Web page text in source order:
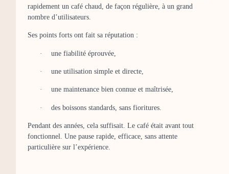
rapidement un café chaud, de façon régulière, à un grand
nombre d’utilisateurs.
Ses points forts ont fait sa réputation :
· une fiabilité éprouvée,
· une utilisation simple et directe,
· une maintenance bien connue et maîtrisée,
· des boissons standards, sans fioritures.
Pendant des années, cela suffisait. Le café était avant tout
fonctionnel. Une pause rapide, efficace, sans attente
particulière sur l’expérience.